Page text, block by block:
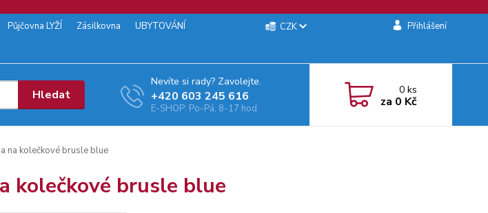
Půjčovna LYŽÍ Zásilkovna
UBYTOVÁNÍ
CZK Přihlášení
Hledat
Nevíte si rady? Zavolejte.
+‭420 603 245 616‬
E-SHOP: Po-Pá, 8-17 hod.
0ks
za 0 Kč
na kolečkové brusle blue
kolečkové brusle blue